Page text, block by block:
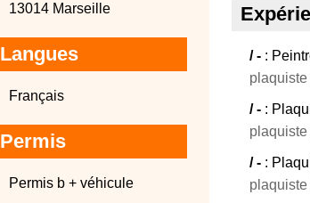
13014 Marseille
Langues
Français
Permis
Permis b + véhicule
/ - :
plaquiste
/ - :
/ - :
plaquiste